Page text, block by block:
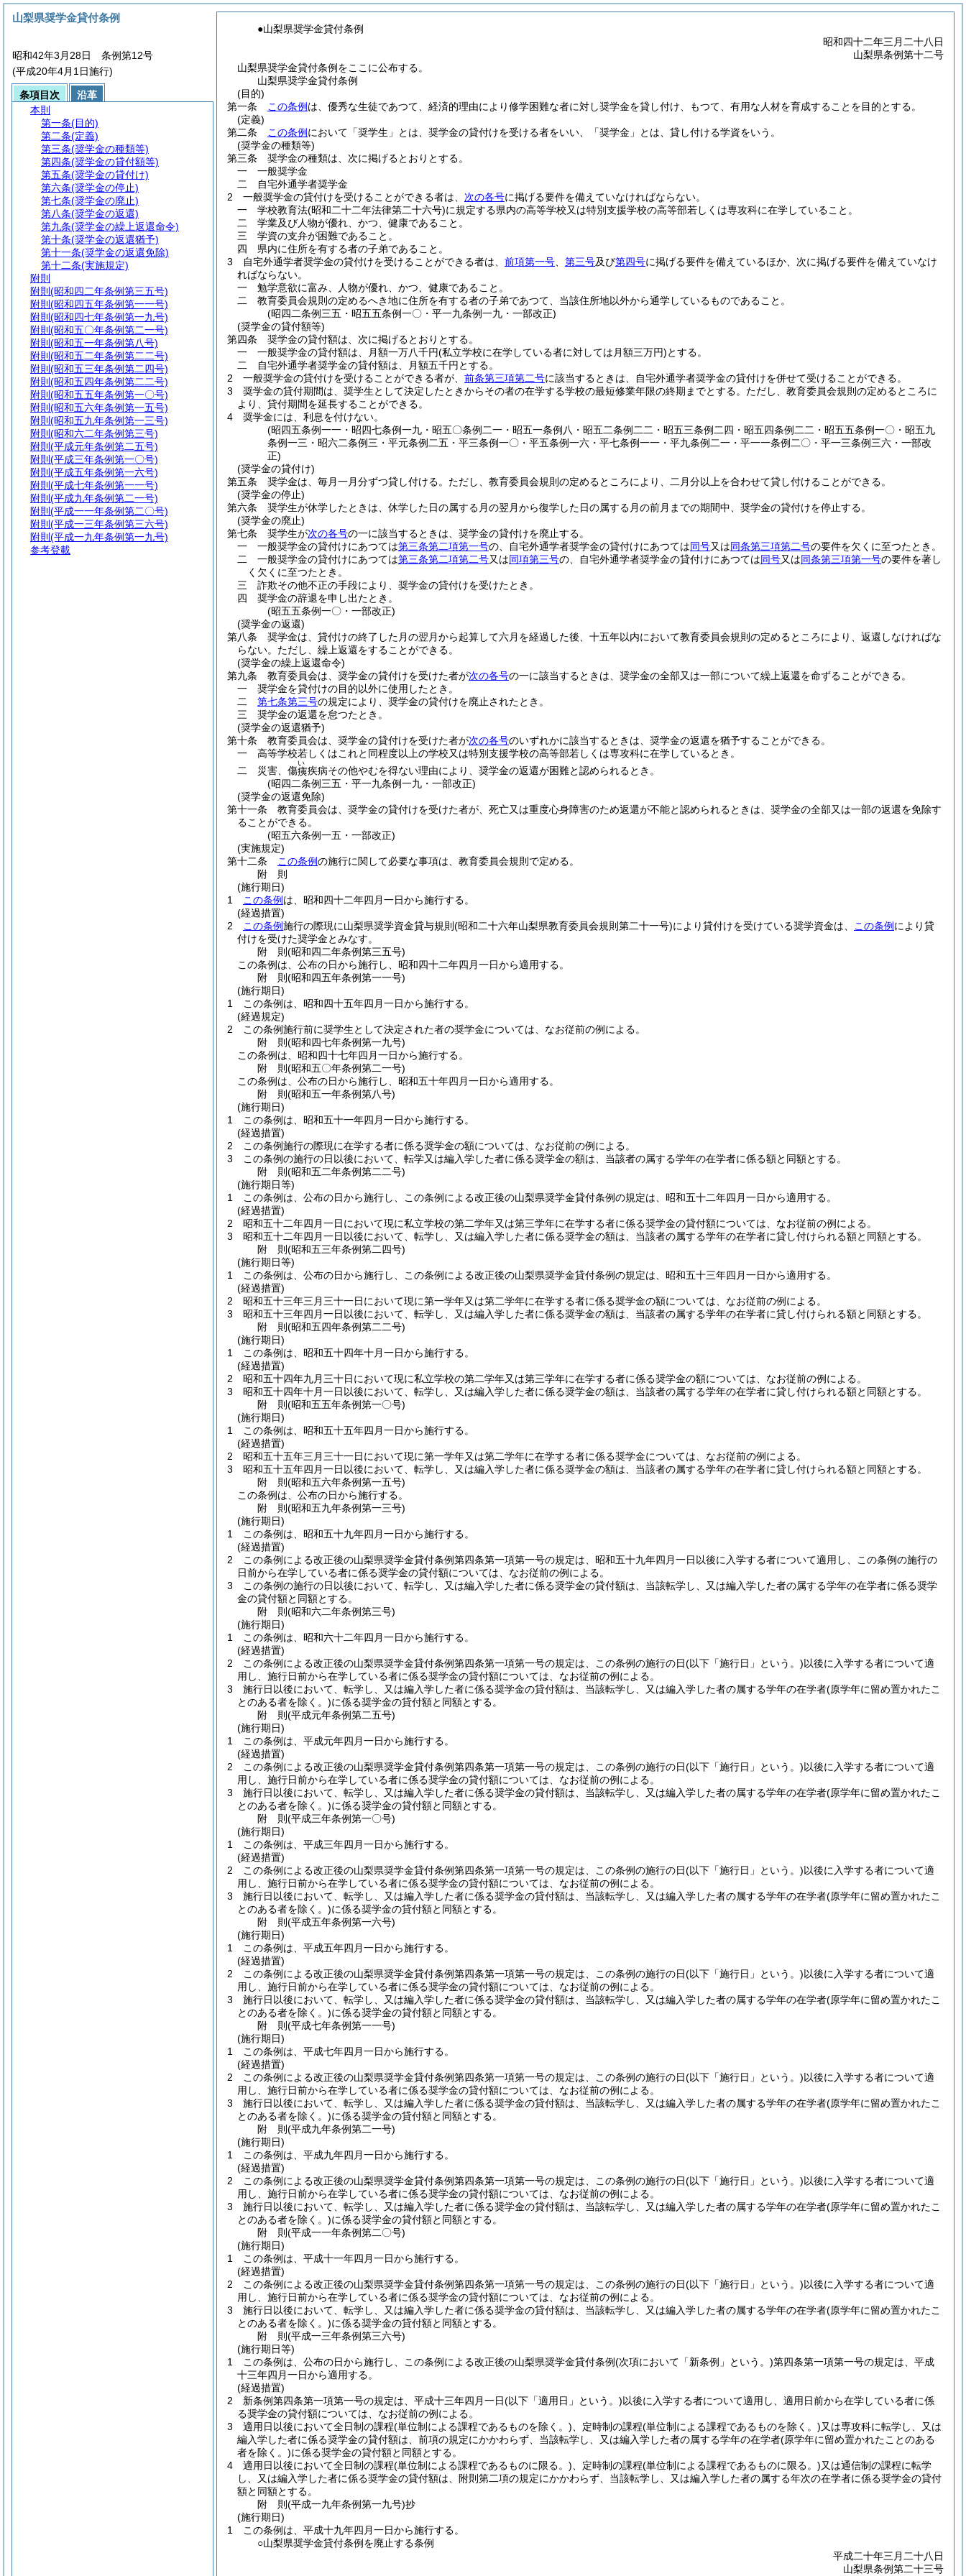
●山梨県奨学金貸付条例
昭和四十二年三月二十八日
山梨県条例第十二号
山梨県奨学金貸付条例をここに公布する。
山梨県奨学金貸付条例
(目的)
第一条
この条例 は、優秀な生徒であつて、経済的理由により修学困難な者に対し奨学金を貸し付け、もつて、有用な人材を育成することを目的とする。
(定義)
第二条
この条例 において「奨学生」とは、奨学金の貸付けを受ける者をいい、「奨学金」とは、貸し付ける学資をいう。
(奨学金の種類等)
第三条
奨学金の種類は、次に掲げるとおりとする。
一
一般奨学金
二
自宅外通学者奨学金
2
一般奨学金の貸付けを受けることができる者は、 次の各号に掲げる要件を備えていなければならない。
一
学校教育法(昭和二十二年法律第二十六号)に規定する県内の高等学校又は特別支援学校の高等部若しくは専攻科に在学していること。
二
学業及び人物が優れ、かつ、健康であること。
三
学資の支弁が困難であること。
四
県内に住所を有する者の子弟であること。
3
自宅外通学者奨学金の貸付けを受けることができる者は、 前項第一号 第三号及び第四号に掲げる要件を備えているほか、次に掲げる要件を備えていなけ
ればならない。
一
勉学意欲に富み、人物が優れ、かつ、健康であること。
二
教育委員会規則の定めるへき地に住所を有する者の子弟であつて、当該住所地以外から通学しているものであること。
(昭四二条例三五・昭五五条例一〇・平一九条例一九・一部改正)
(奨学金の貸付額等)
第四条
奨学金の貸付額は、次に掲げるとおりとする。
一
一般奨学金の貸付額は、月額一万八千円(私立学校に在学している者に対しては月額三万円)とする。
二
自宅外通学者奨学金の貸付額は、月額五千円とする。
2
一般奨学金の貸付けを受けることができる者が、 前条第三項第二号に該当するときは、自宅外通学者奨学金の貸付けを併せて受けることができる。
3
奨学金の貸付期間は、奨学生として決定したときからその者の在学する学校の最短修業年限の終期までとする。 ただし、教育委員会規則の定めるところに
より、貸付期間を延長することができる。
4
奨学金には、利息を付けない。
(昭四五条例一一・昭四七条例一九・昭五〇条例二一・昭五一条例八・昭五二条例二二・昭五三条例二四・昭五四条例二二・昭五五条例一〇・昭五九
条例一三・昭六二条例三・平元条例二五・平三条例一〇・平五条例一六・平七条例一一・平九条例二一・平一一条例二〇・平一三条例三六・一部改
正)
(奨学金の貸付け)
第五条
奨学金は、毎月一月分ずつ貸し付ける。 ただし、教育委員会規則の定めるところにより、二月分以上を合わせて貸し付けることができる。
(奨学金の停止)
第六条
奨学生が休学したときは、休学した日の属する月の翌月から復学した日の属する月の前月までの期間中、奨学金の貸付けを停止する。
(奨学金の廃止)
第七条
奨学生が次の各号の一に該当するときは、奨学金の貸付けを廃止する。
一
一般奨学金の貸付けにあつては第三条第二項第一号の、自宅外通学者奨学金の貸付けにあつては同号又は同条第三項第二号の要件を欠くに至つたとき。
二
一般奨学金の貸付けにあつては第三条第二項第二号又は同項第三号の、自宅外通学者奨学金の貸付けにあつては同号又は同条第三項第一号の要件を著し
く欠くに至つたとき。
三
詐欺その他不正の手段により、奨学金の貸付けを受けたとき。
四
奨学金の辞退を申し出たとき。
(昭五五条例一〇・一部改正)
(奨学金の返還)
第八条
奨学金は、貸付けの終了した月の翌月から起算して六月を経過した後、十五年以内において教育委員会規則の定めるところにより、返還しなければな
らない。 ただし、繰上返還をすることができる。
(奨学金の繰上返還命令)
第九条
教育委員会は、奨学金の貸付けを受けた者が次の各号の一に該当するときは、奨学金の全部又は一部について繰上返還を命ずることができる。
一
奨学金を貸付けの目的以外に使用したとき。
二
第七条第三号の規定により、奨学金の貸付けを廃止されたとき。
三
奨学金の返還を怠つたとき。
(奨学金の返還猶予)
第十条
教育委員会は、奨学金の貸付けを受けた者が次の各号のいずれかに該当するときは、奨学金の返還を猶予することができる。
一
高等学校若しくはこれと同程度以上の学校又は特別支援学校の高等部若しくは専攻科に在学しているとき。
二
災害、傷痍
い
疾病その他やむを得ない理由により、奨学金の返還が困難と認められるとき。
(昭四二条例三五・平一九条例一九・一部改正)
(奨学金の返還免除)
第十一条
教育委員会は、奨学金の貸付けを受けた者が、死亡又は重度心身障害のため返還が不能と認められるときは、奨学金の全部又は一部の返還を免除す
ることができる。
(昭五六条例一五・一部改正)
(実施規定)
第十二条
この条例の施行に関して必要な事項は、教育委員会規則で定める。
附 則
(施行期日)
1
この条例 は、昭和四十二年四月一日から施行する。
(経過措置)
2
この条例施行の際現に山梨県奨学資金貸与規則 (昭和二十六年山梨県教育委員会規則第二十一号)により貸付けを受けている奨学資金は、 この条例 により貸
付けを受けた奨学金とみなす。
附 則(昭和四二年条例第三五号)
この条例は、公布の日から施行し、昭和四十二年四月一日から適用する。
附 則(昭和四五年条例第一一号)
(施行期日)
1
この条例は、昭和四十五年四月一日から施行する。
(経過規定)
2
この条例施行前に奨学生として決定された者の奨学金については、なお従前の例による。
附 則(昭和四七年条例第一九号)
この条例は、昭和四十七年四月一日から施行する。
附 則(昭和五〇年条例第二一号)
この条例は、公布の日から施行し、昭和五十年四月一日から適用する。
附 則(昭和五一年条例第八号)
(施行期日)
1
この条例は、昭和五十一年四月一日から施行する。
(経過措置)
2
この条例施行の際現に在学する者に係る奨学金の額については、なお従前の例による。
3
この条例の施行の日以後において、転学又は編入学した者に係る奨学金の額は、当該者の属する学年の在学者に係る額と同額とする。
附 則(昭和五二年条例第二二号)
(施行期日等)
1
この条例は、公布の日から施行し、この条例による改正後の山梨県奨学金貸付条例の規定は、昭和五十二年四月一日から適用する。
(経過措置)
2
昭和五十二年四月一日において現に私立学校の第二学年又は第三学年に在学する者に係る奨学金の貸付額については、なお従前の例による。
3
昭和五十二年四月一日以後において、転学し、又は編入学した者に係る奨学金の額は、当該者の属する学年の在学者に貸し付けられる額と同額とする。
附 則(昭和五三年条例第二四号)
(施行期日等)
1
この条例は、公布の日から施行し、この条例による改正後の山梨県奨学金貸付条例の規定は、昭和五十三年四月一日から適用する。
(経過措置)
2
昭和五十三年三月三十一日において現に第一学年又は第二学年に在学する者に係る奨学金の額については、なお従前の例による。
3
昭和五十三年四月一日以後において、転学し、又は編入学した者に係る奨学金の額は、当該者の属する学年の在学者に貸し付けられる額と同額とする。
附 則(昭和五四年条例第二二号)
(施行期日)
1
この条例は、昭和五十四年十月一日から施行する。
(経過措置)
2
昭和五十四年九月三十日において現に私立学校の第二学年又は第三学年に在学する者に係る奨学金の額については、なお従前の例による。
3
昭和五十四年十月一日以後において、転学し、又は編入学した者に係る奨学金の額は、当該者の属する学年の在学者に貸し付けられる額と同額とする。
附 則(昭和五五年条例第一〇号)
(施行期日)
1
この条例は、昭和五十五年四月一日から施行する。
(経過措置)
2
昭和五十五年三月三十一日において現に第一学年又は第二学年に在学する者に係る奨学金については、なお従前の例による。
3
昭和五十五年四月一日以後において、転学し、又は編入学した者に係る奨学金の額は、当該者の属する学年の在学者に貸し付けられる額と同額とする。
附 則(昭和五六年条例第一五号)
この条例は、公布の日から施行する。
附 則(昭和五九年条例第一三号)
(施行期日)
1
この条例は、昭和五十九年四月一日から施行する。
(経過措置)
2
この条例による改正後の山梨県奨学金貸付条例第四条第一項第一号の規定は、昭和五十九年四月一日以後に入学する者について適用し、この条例の施行の
日前から在学している者に係る奨学金の貸付額については、なお従前の例による。
3
この条例の施行の日以後において、転学し、又は編入学した者に係る奨学金の貸付額は、当該転学し、又は編入学した者の属する学年の在学者に係る奨学
金の貸付額と同額とする。
附 則(昭和六二年条例第三号)
(施行期日)
1
この条例は、昭和六十二年四月一日から施行する。
(経過措置)
2
この条例による改正後の山梨県奨学金貸付条例第四条第一項第一号の規定は、この条例の施行の日(以下「施行日」という。)以後に入学する者について適
用し、施行日前から在学している者に係る奨学金の貸付額については、なお従前の例による。
3
施行日以後において、転学し、又は編入学した者に係る奨学金の貸付額は、当該転学し、又は編入学した者の属する学年の在学者(原学年に留め置かれたこ
とのある者を除く。)に係る奨学金の貸付額と同額とする。
附 則(平成元年条例第二五号)
(施行期日)
1
この条例は、平成元年四月一日から施行する。
(経過措置)
2
この条例による改正後の山梨県奨学金貸付条例第四条第一項第一号の規定は、この条例の施行の日(以下「施行日」という。)以後に入学する者について適
用し、施行日前から在学している者に係る奨学金の貸付額については、なお従前の例による。
3
施行日以後において、転学し、又は編入学した者に係る奨学金の貸付額は、当該転学し、又は編入学した者の属する学年の在学者(原学年に留め置かれたこ
とのある者を除く。)に係る奨学金の貸付額と同額とする。
附 則(平成三年条例第一〇号)
(施行期日)
1
この条例は、平成三年四月一日から施行する。
(経過措置)
2
この条例による改正後の山梨県奨学金貸付条例第四条第一項第一号の規定は、この条例の施行の日(以下「施行日」という。)以後に入学する者について適
用し、施行日前から在学している者に係る奨学金の貸付額については、なお従前の例による。
3
施行日以後において、転学し、又は編入学した者に係る奨学金の貸付額は、当該転学し、又は編入学した者の属する学年の在学者(原学年に留め置かれたこ
とのある者を除く。)に係る奨学金の貸付額と同額とする。
附 則(平成五年条例第一六号)
(施行期日)
1
この条例は、平成五年四月一日から施行する。
(経過措置)
2
この条例による改正後の山梨県奨学金貸付条例第四条第一項第一号の規定は、この条例の施行の日(以下「施行日」という。)以後に入学する者について適
用し、施行日前から在学している者に係る奨学金の貸付額については、なお従前の例による。
3
施行日以後において、転学し、又は編入学した者に係る奨学金の貸付額は、当該転学し、又は編入学した者の属する学年の在学者(原学年に留め置かれたこ
とのある者を除く。)に係る奨学金の貸付額と同額とする。
附 則(平成七年条例第一一号)
(施行期日)
1
この条例は、平成七年四月一日から施行する。
(経過措置)
2
この条例による改正後の山梨県奨学金貸付条例第四条第一項第一号の規定は、この条例の施行の日(以下「施行日」という。)以後に入学する者について適
用し、施行日前から在学している者に係る奨学金の貸付額については、なお従前の例による。
3
施行日以後において、転学し、又は編入学した者に係る奨学金の貸付額は、当該転学し、又は編入学した者の属する学年の在学者(原学年に留め置かれたこ
とのある者を除く。)に係る奨学金の貸付額と同額とする。
附 則(平成九年条例第二一号)
(施行期日)
1
この条例は、平成九年四月一日から施行する。
(経過措置)
2
この条例による改正後の山梨県奨学金貸付条例第四条第一項第一号の規定は、この条例の施行の日(以下「施行日」という。)以後に入学する者について適
用し、施行日前から在学している者に係る奨学金の貸付額については、なお従前の例による。
3
施行日以後において、転学し、又は編入学した者に係る奨学金の貸付額は、当該転学し、又は編入学した者の属する学年の在学者(原学年に留め置かれたこ
とのある者を除く。)に係る奨学金の貸付額と同額とする。
附 則(平成一一年条例第二〇号)
(施行期日)
1
この条例は、平成十一年四月一日から施行する。
(経過措置)
2
この条例による改正後の山梨県奨学金貸付条例第四条第一項第一号の規定は、この条例の施行の日(以下「施行日」という。)以後に入学する者について適
用し、施行日前から在学している者に係る奨学金の貸付額については、なお従前の例による。
3
施行日以後において、転学し、又は編入学した者に係る奨学金の貸付額は、当該転学し、又は編入学した者の属する学年の在学者(原学年に留め置かれたこ
とのある者を除く。)に係る奨学金の貸付額と同額とする。
附 則(平成一三年条例第三六号)
(施行期日等)
1
この条例は、公布の日から施行し、この条例による改正後の山梨県奨学金貸付条例(次項において「新条例」という。)第四条第一項第一号の規定は、平成
十三年四月一日から適用する。
(経過措置)
2
新条例第四条第一項第一号の規定は、平成十三年四月一日(以下「適用日」という。)以後に入学する者について適用し、適用日前から在学している者に係
る奨学金の貸付額については、なお従前の例による。
3
適用日以後において全日制の課程(単位制による課程であるものを除く。) 、定時制の課程(単位制による課程であるものを除く。)又は専攻科に転学し、又は
編入学した者に係る奨学金の貸付額は、前項の規定にかかわらず、当該転学し、又は編入学した者の属する学年の在学者(原学年に留め置かれたことのある
者を除く。)に係る奨学金の貸付額と同額とする。
4
適用日以後において全日制の課程(単位制による課程であるものに限る。) 、定時制の課程(単位制による課程であるものに限る。)又は通信制の課程に転学
し、又は編入学した者に係る奨学金の貸付額は、附則第二項の規定にかかわらず、当該転学し、又は編入学した者の属する年次の在学者に係る奨学金の貸付
額と同額とする。
附 則(平成一九年条例第一九号)抄
(施行期日)
1
この条例は、平成十九年四月一日から施行する。
○山梨県奨学金貸付条例を廃止する条例
平成二十年三月二十八日
山梨県条例第二十三号
山梨県奨学金貸付条例
昭和42年3月28日 条例第12号
(平成20年4月1日施行)
条項目次
沿革
本則
第一条(目的)
第二条(定義)
第三条(奨学金の種類等)
第四条(奨学金の貸付額等)
第五条(奨学金の貸付け)
第六条(奨学金の停止)
第七条(奨学金の廃止)
第八条(奨学金の返還)
第九条(奨学金の繰上返還命令)
第十条(奨学金の返還猶予)
第十一条(奨学金の返還免除)
第十二条(実施規定)
附則
附則 (昭和四二年条例第三五号)
附則 (昭和四五年条例第一一号)
附則 (昭和四七年条例第一九号)
附則 (昭和五〇年条例第二一号)
附則 (昭和五一年条例第八号)
附則 (昭和五二年条例第二二号)
附則 (昭和五三年条例第二四号)
附則 (昭和五四年条例第二二号)
附則 (昭和五五年条例第一〇号)
附則 (昭和五六年条例第一五号)
附則 (昭和五九年条例第一三号)
附則 (昭和六二年条例第三号)
附則 (平成元年条例第二五号)
附則 (平成三年条例第一〇号)
附則 (平成五年条例第一六号)
附則 (平成七年条例第一一号)
附則 (平成九年条例第二一号)
附則 (平成一一年条例第二〇号)
附則 (平成一三年条例第三六号)
附則 (平成一九年条例第一九号)
参考登載